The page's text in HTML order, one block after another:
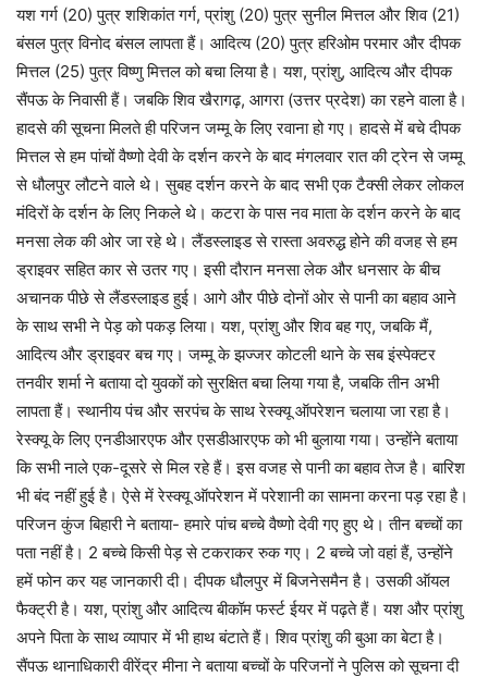
यश गर्ग (20) पुत्र शशिकांत गर्ग, प्रांशु (20) पुत्र सुनील मित्तल और शिव (21)
बंसल पुत्र विनोद बंसल लापता हैं। आदित्य (20) पुत्र हरिओम परमार और दीपक
मित्तल (25) पुत्र विष्णु मित्तल को बचा लिया है। यश, प्रांशु, आदित्य और दीपक
सैंपऊ के निवासी हैं। जबकि शिव खैरागढ़, आगरा (उत्तर प्रदेश) का रहने वाला है।
हादसे की सूचना मिलते ही परिजन जम्मू के लिए रवाना हो गए। हादसे में बचे दीपक
मित्तल से हम पांचों वैष्णो देवी के दर्शन करने के बाद मंगलवार रात की ट्रेन से जम्मू
से धौलपुर लौटने वाले थे। सुबह दर्शन करने के बाद सभी एक टैक्सी लेकर लोकल
मंदिरों के दर्शन के लिए निकले थे। कटरा के पास नव माता के दर्शन करने के बाद
मनसा लेक की ओर जा रहे थे। लैंडस्लाइड से रास्ता अवरुद्ध होने की वजह से हम
ड्राइवर सहित कार से उतर गए। इसी दौरान मनसा लेक और धनसार के बीच
अचानक पीछे से लैंडस्लाइड हुई। आगे और पीछे दोनों ओर से पानी का बहाव आने
के साथ सभी ने पेड़ को पकड़ लिया। यश, प्रांशु और शिव बह गए, जबकि मैं,
आदित्य और ड्राइवर बच गए। जम्मू के झज्जर कोटली थाने के सब इंस्पेक्टर
तनवीर शर्मा ने बताया दो युवकों को सुरक्षित बचा लिया गया है, जबकि तीन अभी
लापता हैं। स्थानीय पंच और सरपंच के साथ रेस्क्यू ऑपरेशन चलाया जा रहा है।
रेस्क्यू के लिए एनडीआरएफ और एसडीआरएफ को भी बुलाया गया। उन्होंने बताया
कि सभी नाले एक-दूसरे से मिल रहे हैं। इस वजह से पानी का बहाव तेज है। बारिश
भी बंद नहीं हुई है। ऐसे में रेस्क्यू ऑपरेशन में परेशानी का सामना करना पड़ रहा है।
परिजन कुंज बिहारी ने बताया- हमारे पांच बच्चे वैष्णो देवी गए हुए थे। तीन बच्चों का
पता नहीं है। 2 बच्चे किसी पेड़ से टकराकर रुक गए। 2 बच्चे जो वहां हैं, उन्होंने
हमें फोन कर यह जानकारी दी। दीपक धौलपुर में बिजनेसमैन है। उसकी ऑयल
फैक्ट्री है। यश, प्रांशु और आदित्य बीकॉम फर्स्ट ईयर में पढ़ते हैं। यश और प्रांशु
अपने पिता के साथ व्यापार में भी हाथ बंटाते हैं। शिव प्रांशु की बुआ का बेटा है।
सैंपऊ थानाधिकारी वीरेंद्र मीना ने बताया बच्चों के परिजनों ने पुलिस को सूचना दी